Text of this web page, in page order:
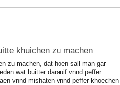
khuichen zu machen
zu machen, dat hoen sall man gar
wat buitter darauif vnnd peffer
vnnd mishaten vnnd peffer khoechen